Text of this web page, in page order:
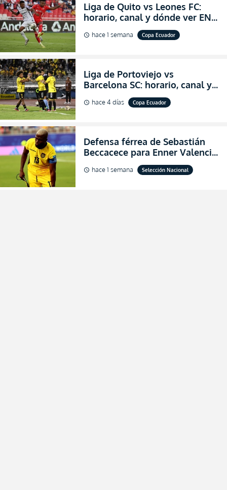
Liga de Quito vs Leones FC:
horario, canal y dónde ver EN
VIVO los octavos de final de la
Copa Ecuador 2026
schedule hace 1 semana Copa Ecuador
Liga de Portoviejo vs
Barcelona SC: horario, canal y
dónde ver EN VIVO los octavos
de final de la Copa Ecuador
schedule hace 4 días Copa Ecuador
Defensa férrea de Sebastián
Beccacece para Enner Valencia
al indicar que era el hombre
indicado para Ecuador
schedule hace 1 semana Selección Nacional